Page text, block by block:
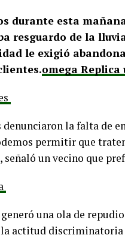
durante esta
resguardo de la
le exigió
omega Replica
denunciaron la falta de
permitir que
señaló un vecino que
una ola de
actitud discriminatoria